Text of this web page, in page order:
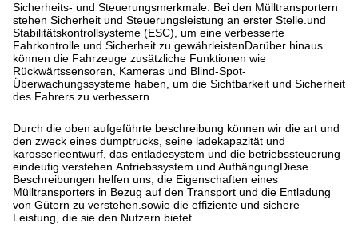
Sicherheits- und Steuerungsmerkmale: Bei den Mülltransportern
stehen Sicherheit und Steuerungsleistung an erster Stelle.und
Stabilitätskontrollsysteme (ESC), um eine verbesserte
Fahrkontrolle und Sicherheit zu gewährleistenDarüber hinaus
können die Fahrzeuge zusätzliche Funktionen wie
Rückwärtssensoren, Kameras und Blind-Spot-
Überwachungssysteme haben, um die Sichtbarkeit und Sicherheit
des Fahrers zu verbessern.
Durch die oben aufgeführte beschreibung können wir die art und
den zweck eines dumptrucks, seine ladekapazität und
karosserieentwurf, das entladesystem und die betriebssteuerung
eindeutig verstehen.Antriebssystem und AufhängungDiese
Beschreibungen helfen uns, die Eigenschaften eines
Mülltransporters in Bezug auf den Transport und die Entladung
von Gütern zu verstehen.sowie die effiziente und sichere
Leistung, die sie den Nutzern bietet.